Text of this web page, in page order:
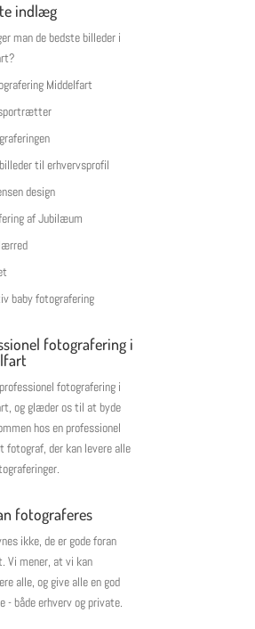
indlæg
man de bedste billeder i
Middelfart
til erhvervsprofil
design
af Jubilæum
baby fotografering
fotografering i
fotografering i
og glæder os til at byde
hos en professionel
fotograf, der kan levere alle
fotograferes
ikke, de er gode foran
Vi mener, at vi kan
alle, og give alle en god
- både erhverv og private.